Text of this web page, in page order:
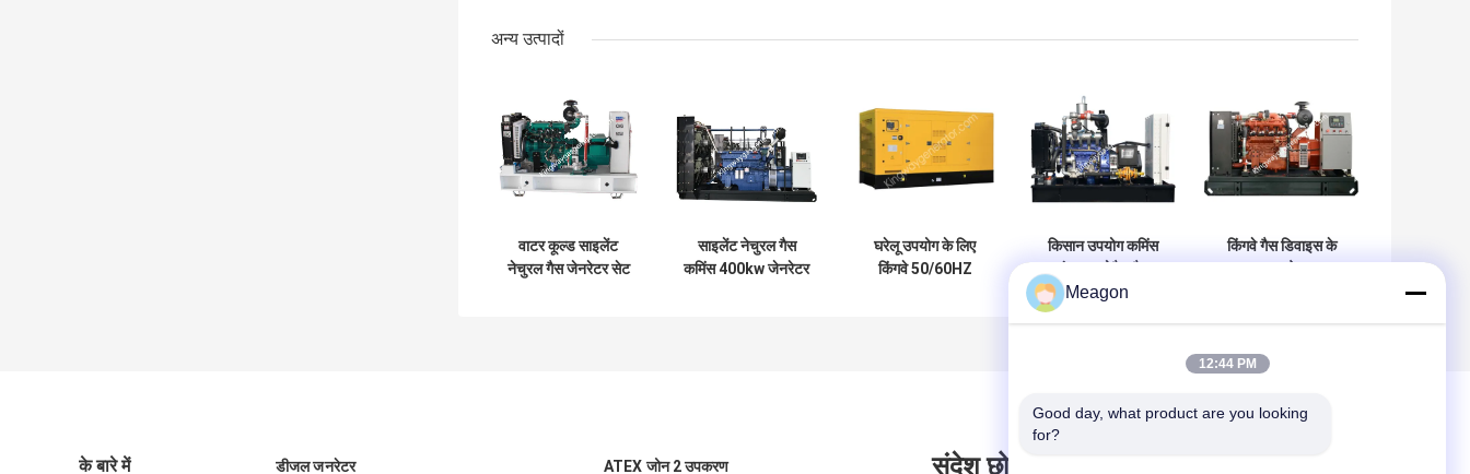
अन्य उत्पादों
वाटर कूल्ड साइलेंट
नेचुरल गैस जेनरेटर सेट
साइलेंट नेचुरल गैस
कमिंस 400kw जेनरेटर
घरेलू उपयोग के लिए
किंगवे 50/60HZ
किसान उपयोग कमिंस
जेनरेटर तीन चरणों
50kva . सेट करें
किंगवे गैस डिवाइस के
के बारे में डीजल जनरेटर ATEX जोन 2 उपकरण संदेश छोड़ दो
Meagon
12:44 PM
Good day, what product are you looking
for?